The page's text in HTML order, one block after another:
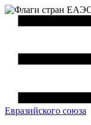
Евразийского союза